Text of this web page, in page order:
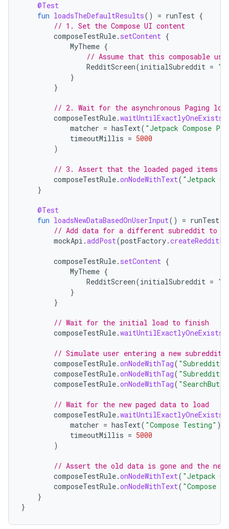
@Test
fun loadsTheDefaultResults() = runTest {
// 1. Set the Compose UI content
composeTestRule. setContent {
MyTheme {
// Assume that this composable
RedditScreen(initialSubreddit =
}
}
// 2. Wait for the asynchronous Paging
composeTestRule.waitUntilExactlyOneExists
matcher = hasText( "Jetpack Compose
timeoutMillis = 5000
)
// 3. Assert that the loaded paged items
composeTestRule.onNodeWithText( "Jetpack
}
@Test
fun loadsNewDataBasedOnUserInput() = runTest
// Add data for a different subreddit to
mockApi .addPost(postFactory.
composeTestRule. setContent {
MyTheme {
RedditScreen(initialSubreddit =
}
}
// Wait for the initial load to finish
composeTestRule.waitUntilExactlyOneExists
// Simulate user entering a new
composeTestRule.onNodeWithTag(
composeTestRule.onNodeWithTag(
composeTestRule.onNodeWithTag(
// Wait for the new paged data to load
composeTestRule.waitUntilExactlyOneExists
matcher = hasText( "Compose Testing" ),
timeoutMillis = 5000
)
// Assert the old data is gone and the
composeTestRule.onNodeWithText( "Jetpack
composeTestRule.onNodeWithText( "Compose
}
}